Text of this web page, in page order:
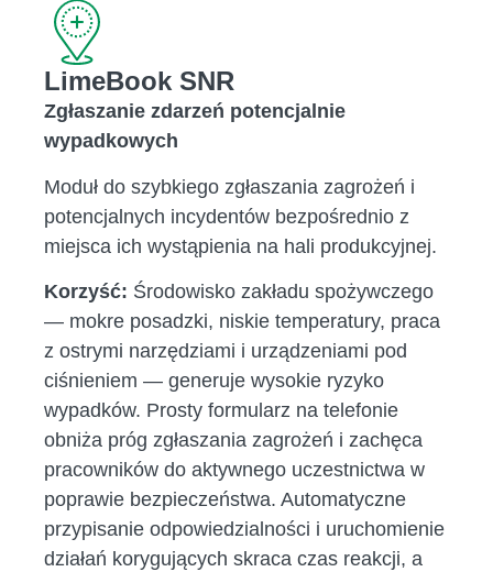
LimeBook SNR
Zgłaszanie zdarzeń potencjalnie
wypadkowych
Moduł do szybkiego zgłaszania zagrożeń i
potencjalnych incydentów bezpośrednio z
miejsca ich wystąpienia na hali produkcyjnej.
Korzyść: Środowisko zakładu spożywczego
— mokre posadzki, niskie temperatury, praca
z ostrymi narzędziami i urządzeniami pod
ciśnieniem — generuje wysokie ryzyko
wypadków. Prosty formularz na telefonie
obniża próg zgłaszania zagrożeń i zachęca
pracowników do aktywnego uczestnictwa w
poprawie bezpieczeństwa. Automatyczne
przypisanie odpowiedzialności i uruchomienie
działań korygujących skraca czas reakcji, a